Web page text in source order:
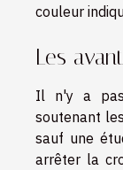
couleur
Les
Il n'y a pas
soutenant
sauf une
arrêter la